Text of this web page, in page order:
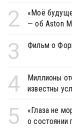
2
«Моё
— об Aston
3 Фильм о
4
Миллионы
известны
5
«Глаза не
о состоянии